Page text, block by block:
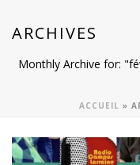
ARCHIVES
Monthly Archive for:
ACCUEIL »